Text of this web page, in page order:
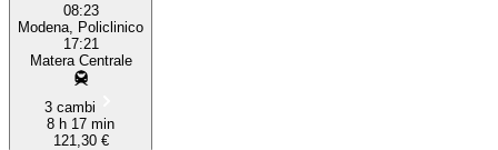
08:23
Modena, Policlinico
17:21
Matera Centrale
3 cambi
8 h 17 min
121,30 €